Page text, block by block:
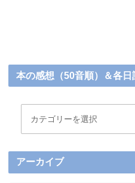
本の感想（50音順）＆各日
アーカイブ